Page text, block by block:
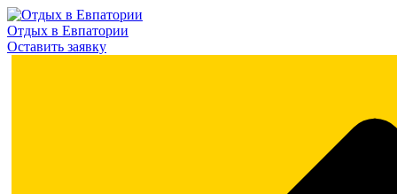
Отдых в Евпатории
Оставить заявку